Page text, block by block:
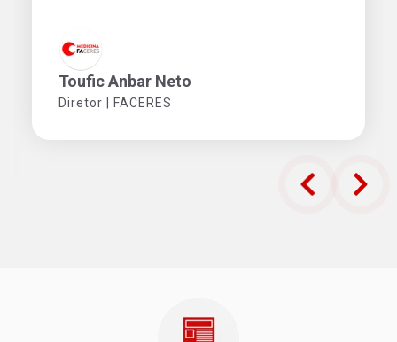
Toufic Anbar Neto
Diretor | FACERES